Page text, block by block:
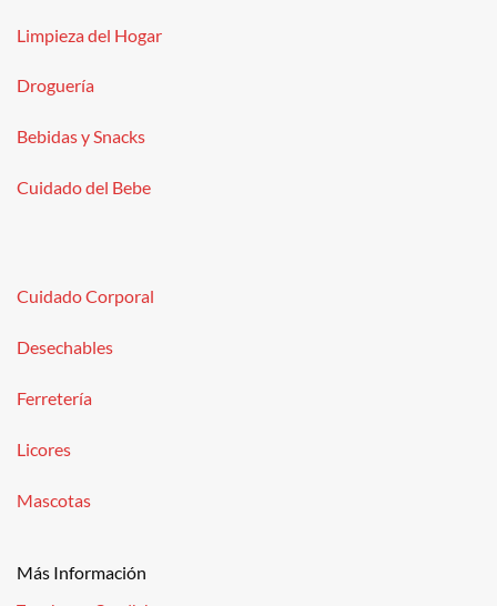
Limpieza del Hogar
Droguería
Bebidas y Snacks
Cuidado del Bebe
Cuidado Corporal
Desechables
Ferretería
Licores
Mascotas
Más Información